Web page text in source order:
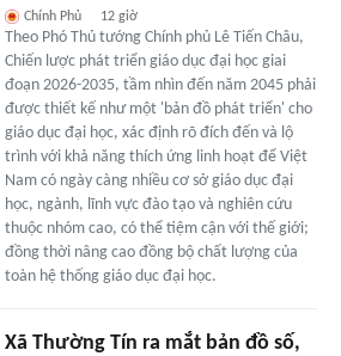
Chính Phủ 12 giờ
Theo Phó Thủ tướng Chính phủ Lê Tiến Châu,
Chiến lược phát triển giáo dục đại học giai
đoạn 2026-2035, tầm nhìn đến năm 2045 phải
được thiết kế như một 'bản đồ phát triển' cho
giáo dục đại học, xác định rõ đích đến và lộ
trình với khả năng thích ứng linh hoạt để Việt
Nam có ngày càng nhiều cơ sở giáo dục đại
học, ngành, lĩnh vực đào tạo và nghiên cứu
thuộc nhóm cao, có thể tiệm cận với thế giới;
đồng thời nâng cao đồng bộ chất lượng của
toàn hệ thống giáo dục đại học.
Xã Thường Tín ra mắt bản đồ số,